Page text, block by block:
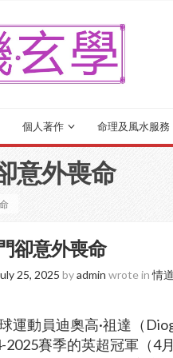
個人著作 命理及風水服務
意外喪命
卻意外喪命
25, 2025 byadmin wrote in情道
運動員迪奧高·祖達（
2025賽季的英超冠軍（4